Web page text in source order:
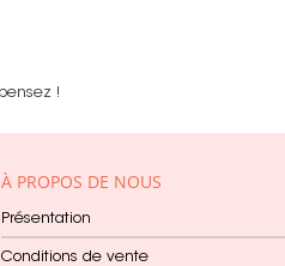
!
À PROPOS DE NOUS
Présentation
Conditions de vente